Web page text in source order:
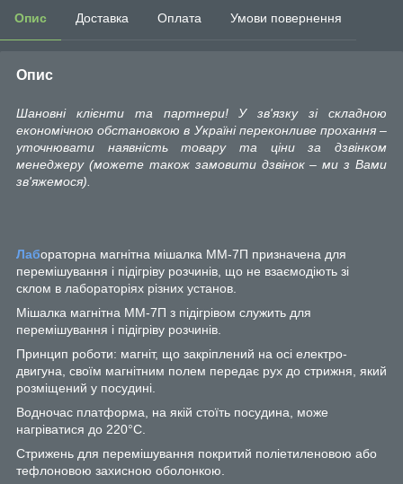
Опис Доставка Оплата Умови повернення
Опис
Шановні клієнти та партнери! У зв'язку зі складною
економічною обстановкою в Україні переконливе прохання –
уточнювати наявність товару та ціни за дзвінком
менеджеру (можете також замовити дзвінок – ми з Вами
зв'яжемося).
Лабораторна магнітна мішалка MМ-7П призначена для
перемішування і підігріву розчинів, що не взаємодіють зі
склом в лабораторіях різних установ.
Мішалка магнітна ММ-7П з підігрівом служить для
перемішування і підігріву розчинів.
Принцип роботи: магніт, що закріплений на осі електро-
двигуна, своїм магнітним полем передає рух до стрижня, який
розміщений у посудині.
Водночас платформа, на якій стоїть посудина, може
нагріватися до 220°С.
Стрижень для перемішування покритий поліетиленовою або
тефлоновою захисною оболонкою.